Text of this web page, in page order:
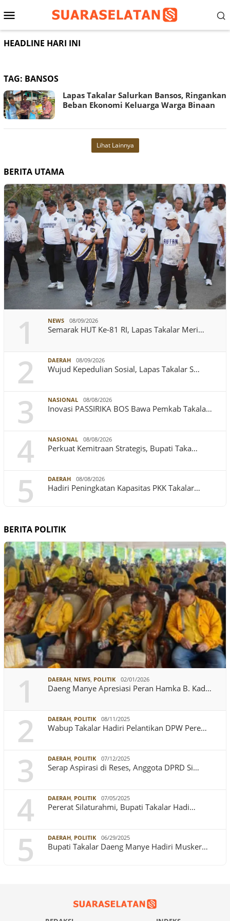
ke
Menu
Mobile
HEADLINE HARI INI
TAG: BANSOS
Lapas Takalar Salurkan Bansos, Ringankan
Beban Ekonomi Keluarga Warga Binaan
Lihat Lainnya
BERITA UTAMA
1 NEWS 08/09/2026
Semarak HUT Ke-81 RI, Lapas Takalar Meri…
2 DAERAH 08/09/2026
Wujud Kepedulian Sosial, Lapas Takalar S…
3 NASIONAL 08/08/2026
Inovasi PASSIRIKA BOS Bawa Pemkab Takala…
4 NASIONAL 08/08/2026
Perkuat Kemitraan Strategis, Bupati Taka…
5 DAERAH 08/08/2026
Hadiri Peningkatan Kapasitas PKK Takalar…
BERITA POLITIK
1 DAERAH, NEWS, POLITIK 02/01/2026
Daeng Manye Apresiasi Peran Hamka B. Kad…
2 DAERAH, POLITIK 08/11/2025
Wabup Takalar Hadiri Pelantikan DPW Pere…
3 DAERAH, POLITIK 07/12/2025
Serap Aspirasi di Reses, Anggota DPRD Si…
4 DAERAH, POLITIK 07/05/2025
Pererat Silaturahmi, Bupati Takalar Hadi…
5 DAERAH, POLITIK 06/29/2025
Bupati Takalar Daeng Manye Hadiri Musker…